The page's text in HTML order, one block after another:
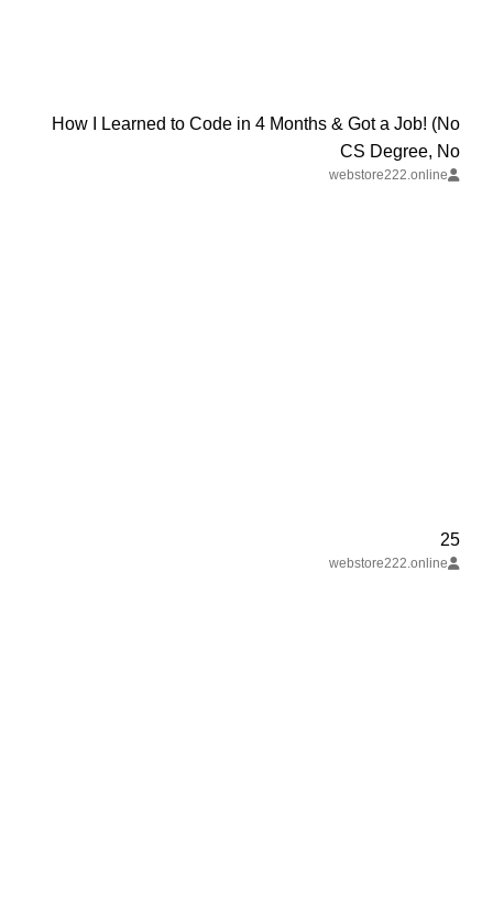
How I Learned to Code in 4 Months & Got a Job! (No
CS Degree, No
webstore222.online
25
webstore222.online